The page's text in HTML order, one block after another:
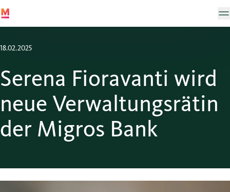
18.02.2025
Serena Fioravanti wird
neue Verwaltungsrätin
der Migros Bank